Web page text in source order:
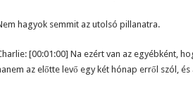
hagyok semmit az utolsó pillanatra.
[00:01:00] Na ezért van az egyébként,
az előtte levő egy két hónap erről szól,